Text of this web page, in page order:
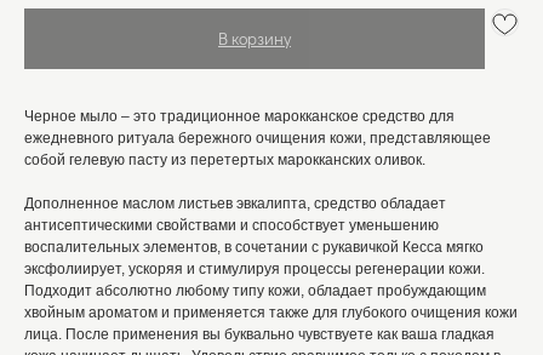
В корзину
Черное мыло – это традиционное марокканское средство для
ежедневного ритуала бережного очищения кожи, представляющее
собой гелевую пасту из перетертых марокканских оливок.
Дополненное маслом листьев эвкалипта, средство обладает
антисептическими свойствами и способствует уменьшению
воспалительных элементов, в сочетании с рукавичкой Кесса мягко
эксфолиирует, ускоряя и стимулируя процессы регенерации кожи.
Подходит абсолютно любому типу кожи, обладает пробуждающим
хвойным ароматом и применяется также для глубокого очищения кожи
лица. После применения вы буквально чувствуете как ваша гладкая